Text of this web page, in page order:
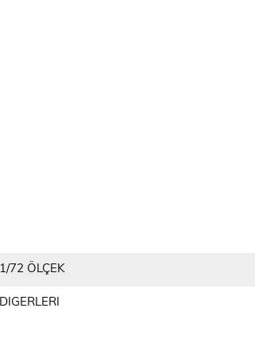
1/72 ÖLÇEK
DIGERLERI